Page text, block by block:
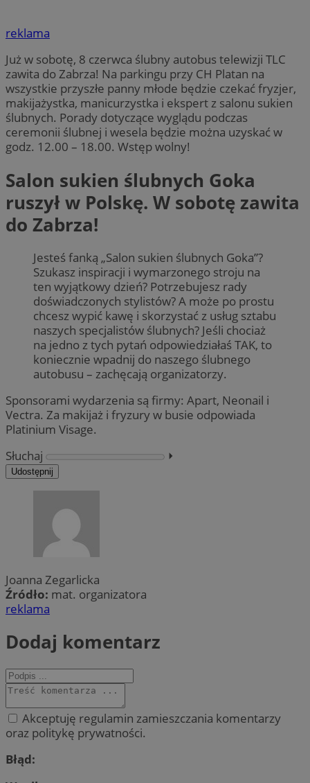
reklama
Już w sobotę, 8 czerwca ślubny autobus telewizji TLC
zawita do Zabrza! Na parkingu przy CH Platan na
wszystkie przyszłe panny młode będzie czekać fryzjer,
makijażystka, manicurzystka i ekspert z salonu sukien
ślubnych. Porady dotyczące wyglądu podczas
ceremonii ślubnej i wesela będzie można uzyskać w
godz. 12.00 – 18.00. Wstęp wolny!
Salon sukien ślubnych Goka
ruszył w Polskę. W sobotę zawita
do Zabrza!
Jesteś fanką „Salon sukien ślubnych Goka”?
Szukasz inspiracji i wymarzonego stroju na
ten wyjątkowy dzień? Potrzebujesz rady
doświadczonych stylistów? A może po prostu
chcesz wypić kawę i skorzystać z usług sztabu
naszych specjalistów ślubnych? Jeśli chociaż
na jedno z tych pytań odpowiedziałaś TAK, to
koniecznie wpadnij do naszego ślubnego
autobusu – zachęcają organizatorzy.
Sponsorami wydarzenia są firmy: Apart, Neonail i
Vectra. Za makijaż i fryzury w busie odpowiada
Platinium Visage.
Słuchaj
⏵︎
Udostępnij
Joanna Zegarlicka
Źródło: mat. organizatora
reklama
Dodaj komentarz
Akceptuję regulamin zamieszczania komentarzy
oraz politykę prywatności.
Błąd: